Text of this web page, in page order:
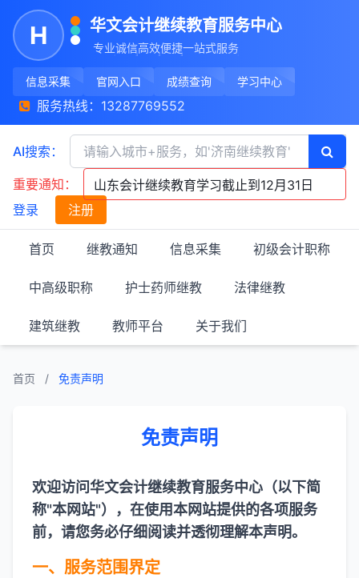
H 华文会计继续教育服务中心
专业诚信高效便捷一站式服务
信息采集 官网入口 成绩查询 学习中心
服务热线：13287769552
AI搜索：
重要通知：
山东会计继续教育学习截止到12月31日
山西会计继续教育延长到5月31日
登录 注册
首页 继教通知 信息采集 初级会计职称
中高级职称 护士药师继教 法律继教
建筑继教 教师平台 关于我们
首页 / 免责声明
免责声明
欢迎访问华文会计继续教育服务中心（以下简
称"本网站"），在使用本网站提供的各项服务
前，请您务必仔细阅读并透彻理解本声明。
一、服务范围界定